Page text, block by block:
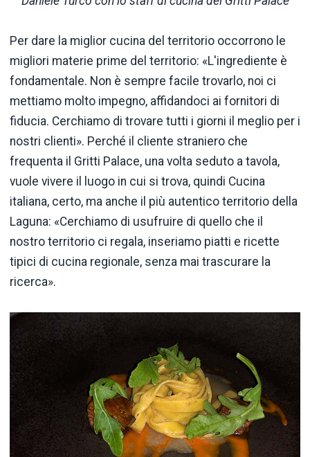
Per dare la miglior cucina del territorio occorrono le
migliori materie prime del territorio: «L'ingrediente è
fondamentale. Non è sempre facile trovarlo, noi ci
mettiamo molto impegno, affidandoci ai fornitori di
fiducia. Cerchiamo di trovare tutti i giorni il meglio per i
nostri clienti». Perché il cliente straniero che
frequenta il Gritti Palace, una volta seduto a tavola,
vuole vivere il luogo in cui si trova, quindi Cucina
italiana, certo, ma anche il più autentico territorio della
Laguna: «Cerchiamo di usufruire di quello che il
nostro territorio ci regala, inseriamo piatti e ricette
tipici di cucina regionale, senza mai trascurare la
ricerca».